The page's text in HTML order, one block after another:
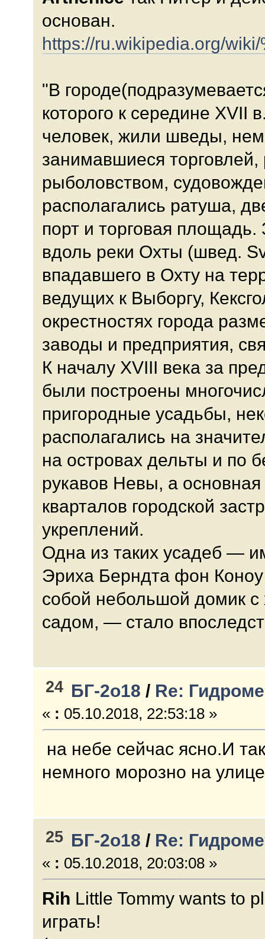
основан.
https://ru.wikipedia.org/
"В
которого к середине XVII
человек, жили шведы,
занимавшиеся
рыболовством,
располагались ратуша,
порт и торговая
вдоль реки Охты (швед.
впадавшего в Охту на
ведущих к Выборгу,
окрестностях города
заводы и предприятия,
К началу XVIII века за
были построены
пригородные усадьбы,
располагались на
на островах дельты и по
рукавов Невы, а
кварталов городской
укреплений.
Одна из таких усадеб —
Эриха Берндта фон
собой небольшой домик
садом, — стало
24 БГ-2о18 / Re:
« : 05.10.2018, 22:53:18 »
на небе сейчас ясно.И
немного морозно на
25 БГ-2о18 / Re:
« : 05.10.2018, 20:03:08 »
Rih Little Tommy wants to
играть!